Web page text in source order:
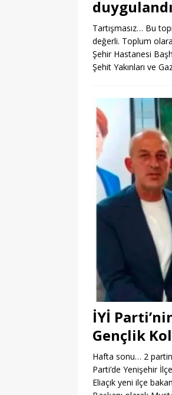
Tartışmasız… Bu
değerli. Toplum
Şehir Hastanesi
Şehit Yakınları ve
İYİ
Gençlik
Hafta sonu… 2
Parti’de Yenişehir
Eliaçık yeni ilçe